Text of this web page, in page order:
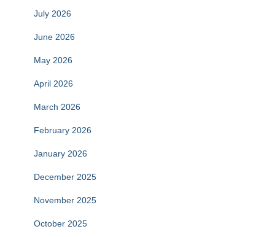
July 2026
June 2026
May 2026
April 2026
March 2026
February 2026
January 2026
December 2025
November 2025
October 2025